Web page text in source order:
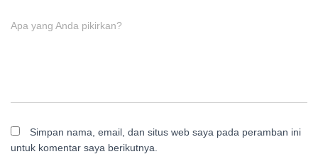
Apa yang Anda pikirkan?
Simpan nama, email, dan situs web saya pada peramban ini
untuk komentar saya berikutnya.